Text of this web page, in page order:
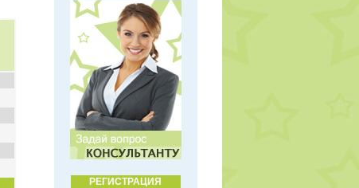
РЕГИСТРАЦИЯ